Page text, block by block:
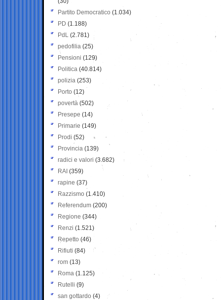
Partito Democratico (1.034)
PD (1.188)
PdL (2.781)
pedofilia (25)
Pensioni (129)
Politica (40.814)
polizia (253)
Porto (12)
povertà (502)
Presepe (14)
Primarie (149)
Prodi (52)
Provincia (139)
radici e valori (3.682)
RAI (359)
rapine (37)
Razzismo (1.410)
Referendum (200)
Regione (344)
Renzi (1.521)
Repetto (46)
Rifiuti (84)
rom (13)
Roma (1.125)
Rutelli (9)
san gottardo (4)